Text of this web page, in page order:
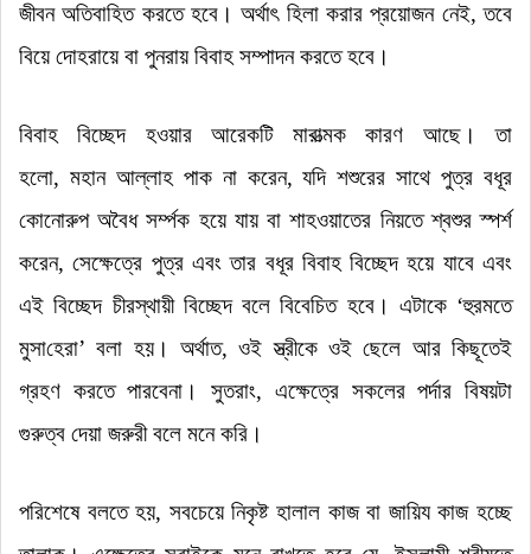
জীবন অতিবাহিত করতে হবে। অর্থাৎ হিলা করার প্রয়োজন নেই, তবে
বিয়ে দোহরায়ে বা পুনরায় বিবাহ সম্পাদন করতে হবে।
বিবাহ বিচ্ছেদ হওয়ার আরেকটি মারাত্মক কারণ আছে।
তা
হলো, মহান আল্লাহ পাক না করেন, যদি শশুরের সাথে পুত্র বধূর
কোনোরুপ অবৈধ সর্ম্পক হয়ে যায় বা শাহওয়াতের নিয়তে শ্বশুর স্পর্শ
করেন, সেক্ষেত্রে পুত্র এবং তার বধূর বিবাহ বিচ্ছেদ হয়ে যাবে এবং
এই বিচ্ছেদ চীরস্থায়ী বিচ্ছেদ বলে বিবেচিত হবে। এটাকে ‘হুরমতে
মুসাহেরা’ বলা হয়। অর্থাত, ওই স্ত্রীকে ওই ছেলে আর কিছূতেই
গ্রহণ করতে পারবেনা।
সুতরাং, এক্ষেত্রে সকলের পর্দার বিষয়টা
গুরুত্ব দেয়া জরুরী বলে মনে করি।
পরিশেষে বলতে হয়, সবচেয়ে নিকৃষ্ট হালাল কাজ বা জায়িয কাজ হচ্ছে